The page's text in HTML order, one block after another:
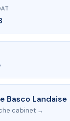
Basco Landaise
cabinet →